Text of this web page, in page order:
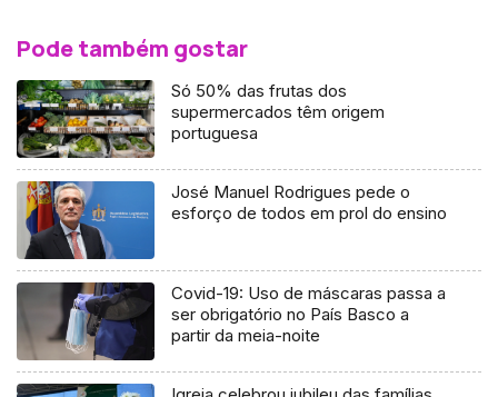
Pode também gostar
Só 50% das frutas dos
supermercados têm origem
portuguesa
José Manuel Rodrigues pede o
esforço de todos em prol do ensino
Covid-19: Uso de máscaras passa a
ser obrigatório no País Basco a
partir da meia-noite